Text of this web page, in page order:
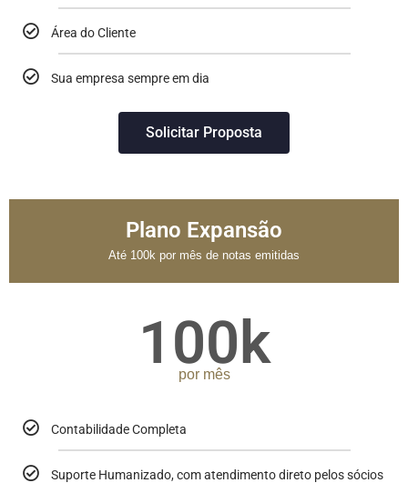
Área do Cliente
Sua empresa sempre em dia
Solicitar Proposta
Plano Expansão
Até 100k por mês de notas emitidas
100k
por mês
Contabilidade Completa
Suporte Humanizado, com atendimento direto pelos sócios